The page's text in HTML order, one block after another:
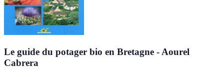
Le guide du potager bio en Bretagne - Aourel
Cabrera